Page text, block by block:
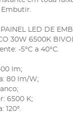
Embutir.
LED DE
30W 6500K
-5°C a 40°C.
lm;
80 lm/W;
6500 K;
120°.